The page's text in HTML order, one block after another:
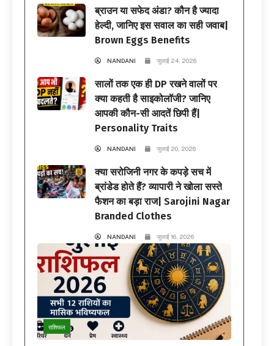
ब्राउन या सफेद अंडा? कौन है ज्यादा
हेल्दी, जानिए इस सवाल का सही जवाब|
Brown Eggs Benefits
NANDANI जुलाई 24, 2026
सालों तक एक ही DP रखने वालों पर
क्या कहती है साइकोलॉजी? जानिए
आपकी कौन-सी आदतें छिपी हैं|
Personality Traits
NANDANI जुलाई 20, 2026
क्या सरोजिनी नगर के कपड़े सच में
ब्रांडेड होते हैं? व्यापारी ने खोला सस्ते
फैशन का बड़ा राज| Sarojini Nagar
Branded Clothes
NANDANI जुलाई 16, 2026
राशिफल